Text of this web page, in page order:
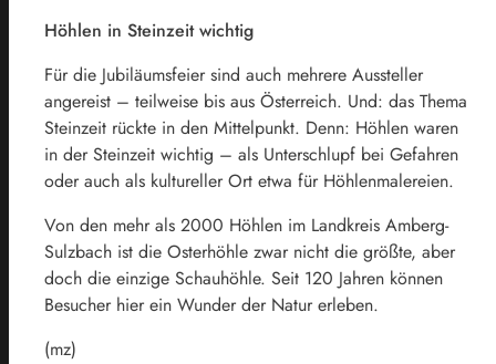
Höhlen in Steinzeit wichtig
Für die Jubiläumsfeier sind auch mehrere Aussteller
angereist – teilweise bis aus Österreich. Und: das Thema
Steinzeit rückte in den Mittelpunkt. Denn: Höhlen waren
in der Steinzeit wichtig – als Unterschlupf bei Gefahren
oder auch als kultureller Ort etwa für Höhlenmalereien.
Von den mehr als 2000 Höhlen im Landkreis Amberg-
Sulzbach ist die Osterhöhle zwar nicht die größte, aber
doch die einzige Schauhöhle. Seit 120 Jahren können
Besucher hier ein Wunder der Natur erleben.
(mz)